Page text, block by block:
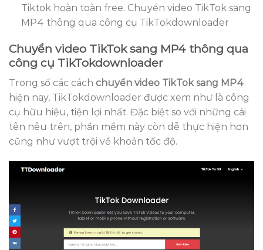
Tiktok hoàn toàn free. Chuyển video TikTok sang
MP4 thông qua công cụ TikTokdownloader
Chuyển video TikTok sang MP4 thông qua
công cụ TikTokdownloader
Trong số các cách chuyển video TikTok sang MP4
hiện nay, TikTokdownloader được xem như là công
cụ hữu hiệu, tiện lợi nhất. Đặc biệt so với những cái
tên nêu trên, phần mềm này còn dễ thực hiện hơn
cũng như vượt trội về khoản tốc độ.